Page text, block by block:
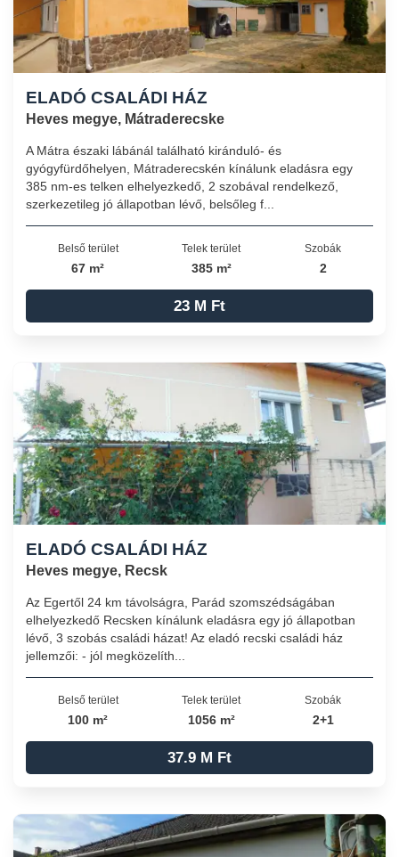
ELADÓ CSALÁDI HÁZ
Heves megye, Mátraderecske
A Mátra északi lábánál található kiránduló- és
gyógyfürdőhelyen, Mátraderecskén kínálunk eladásra egy
385 nm-es telken elhelyezkedő, 2 szobával rendelkező,
szerkezetileg jó állapotban lévő, belsőleg f...
Belső terület
67 m²
Telek terület
385 m²
Szobák
2
23 M Ft
ELADÓ CSALÁDI HÁZ
Heves megye, Recsk
Az Egertől 24 km távolságra, Parád szomszédságában
elhelyezkedő Recsken kínálunk eladásra egy jó állapotban
lévő, 3 szobás családi házat! Az eladó recski családi ház
jellemzői: - jól megközelíth...
Belső terület
100 m²
Telek terület
1056 m²
Szobák
2+1
37.9 M Ft